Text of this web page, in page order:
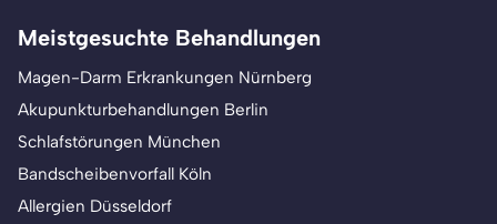
Meistgesuchte Behandlungen
Magen-Darm Erkrankungen Nürnberg
Akupunkturbehandlungen Berlin
Schlafstörungen München
Bandscheibenvorfall Köln
Allergien Düsseldorf